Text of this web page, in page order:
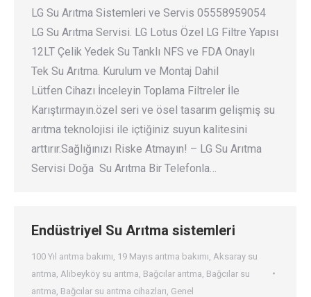
LG Su Arıtma Sistemleri ve Servis 05558959054
LG Su Arıtma Servisi. LG Lotus Özel LG Filtre Yapısı
12LT Çelik Yedek Su Tanklı NFS ve FDA Onaylı
Tek Su Arıtma. Kurulum ve Montaj Dahil
Lütfen Cihazı İnceleyin Toplama Filtreler İle
Karıştırmayın.özel seri ve ösel tasarım gelişmiş su
arıtma teknolojisi ile içtiğiniz suyun kalitesini
arttırır.Sağlığınızı Riske Atmayın! – LG Su Arıtma
Servisi Doğa Su Arıtma Bir Telefonla…
Endüstriyel Su Arıtma sistemleri
100 Yıl arıtma bakımı 19 Mayıs arıtma bakımı Aksaray su
arıtma Alibeyköy su arıtma Bağcılar arıtma Bağcılar su
arıtma Bağcılar su arıtma cihazları Genel